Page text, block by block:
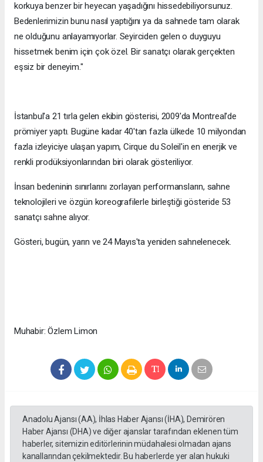
korkuya benzer bir heyecan yaşadığını hissedebiliyorsunuz.
Bedenlerimizin bunu nasıl yaptığını ya da sahnede tam olarak
ne olduğunu anlayamıyorlar. Seyirciden gelen o duyguyu
hissetmek benim için çok özel. Bir sanatçı olarak gerçekten
eşsiz bir deneyim."
İstanbul'a 21 tırla gelen ekibin gösterisi, 2009'da Montreal'de
prömiyer yaptı. Bugüne kadar 40'tan fazla ülkede 10 milyondan
fazla izleyiciye ulaşan yapım, Cirque du Soleil'in en enerjik ve
renkli prodüksiyonlarından biri olarak gösteriliyor.
İnsan bedeninin sınırlarını zorlayan performansların, sahne
teknolojileri ve özgün koreografilerle birleştiği gösteride 53
sanatçı sahne alıyor.
Gösteri, bugün, yarın ve 24 Mayıs'ta yeniden sahnelenecek.
Muhabir: Özlem Limon
Anadolu Ajansı (AA), İhlas Haber Ajansı (İHA), Demirören
Haber Ajansı (DHA) ve diğer ajanslar tarafından eklenen tüm
haberler, sitemizin editörlerinin müdahalesi olmadan ajans
kanallarından çekilmektedir. Bu haberlerde yer alan hukuki